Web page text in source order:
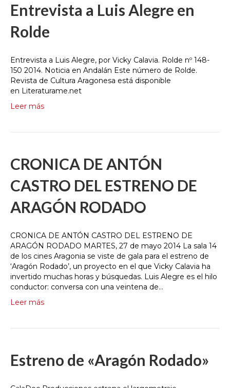
Entrevista a Luis Alegre en
Rolde
Entrevista a Luis Alegre, por Vicky Calavia. Rolde nº 148-
150 2014. Noticia en Andalán Este número de Rolde.
Revista de Cultura Aragonesa está disponible
en Literaturame.net
Leer más
CRONICA DE ANTÓN
CASTRO DEL ESTRENO DE
ARAGÓN RODADO
CRONICA DE ANTÓN CASTRO DEL ESTRENO DE
ARAGÓN RODADO MARTES, 27 de mayo 2014 La sala 14
de los cines Aragonia se viste de gala para el estreno de
‘Aragón Rodado’, un proyecto en el que Vicky Calavia ha
invertido muchas horas y búsquedas. Luis Alegre es el hilo
conductor: conversa con una veintena de…
Leer más
Estreno de «Aragón Rodado»